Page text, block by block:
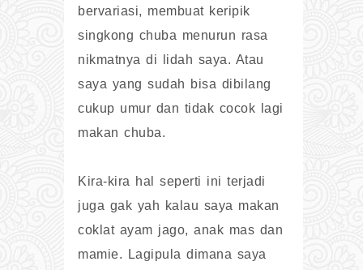
bervariasi, membuat keripik
singkong chuba menurun rasa
nikmatnya di lidah saya. Atau
saya yang sudah bisa dibilang
cukup umur dan tidak cocok lagi
makan chuba.
Kira-kira hal seperti ini terjadi
juga gak yah kalau saya makan
coklat ayam jago, anak mas dan
mamie. Lagipula dimana saya